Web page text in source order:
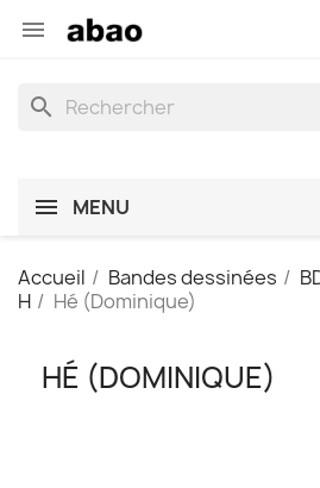

search
MENU
Accueil Bandes dessinées
H
Hé (Dominique)
HÉ (DOMINIQUE)